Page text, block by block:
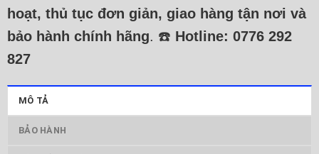
hoạt, thủ tục đơn giản, giao hàng tận nơi và
bảo hành chính hãng. ☎️ Hotline: 0776 292
827
MÔ TẢ
BẢO HÀNH